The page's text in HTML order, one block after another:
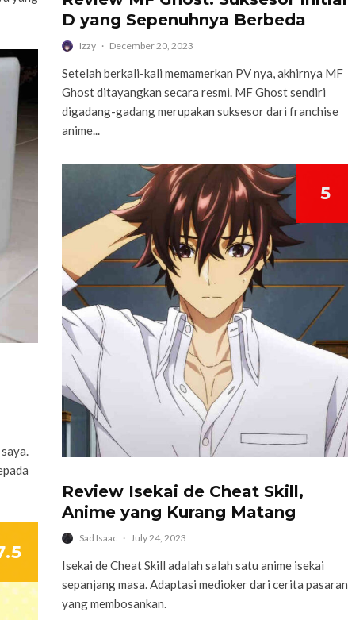
D yang Sepenuhnya Berbeda
Izzy · December 20, 2023
Setelah berkali-kali memamerkan PV nya, akhirnya MF
Ghost ditayangkan secara resmi. MF Ghost sendiri
digadang-gadang merupakan suksesor dari franchise
anime...
5
Review Isekai de Cheat Skill,
Anime yang Kurang Matang
Sad Isaac · July 24, 2023
Isekai de Cheat Skill adalah salah satu anime isekai
sepanjang masa. Adaptasi medioker dari cerita pasaran
yang membosankan.